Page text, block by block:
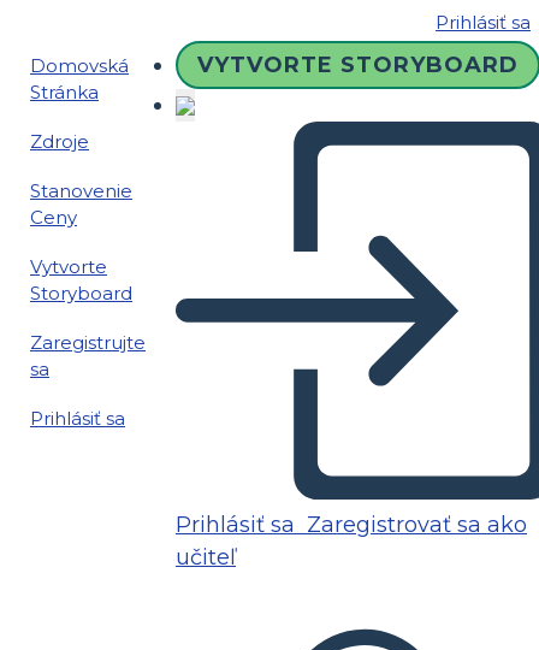
Prihlásiť sa
Domovská
Stránka
Zdroje
Stanovenie
Ceny
Vytvorte
Storyboard
Zaregistrujte
sa
Prihlásiť sa
VYTVORTE STORYBOARD
Prihlásiť sa Zaregistrovať sa ako
učiteľ